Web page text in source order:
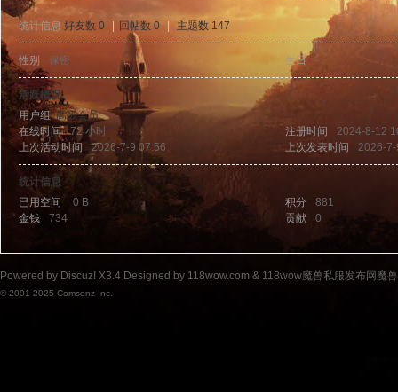
8w
统计信息 好友数 0 回帖数 0 主题数 147
性别 保密 生日 -
活跃概况
用户组高级会员
在线时间
72 小时 注册时间
2024-8-12
上次活动时间
2026-7-9 07:56 上次发表时间 2026-
统计信息
已用空间
0 B 积分
881
金钱
734 贡献 0
Powered by Discuz! X3.4 Designed by 118wow.com & 118wow魔兽私服发布网魔
© 2001-2025 Comsenz Inc.